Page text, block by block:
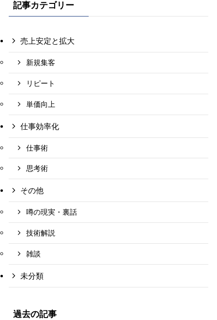
記事カテゴリー
売上安定と拡大
新規集客
リピート
単価向上
仕事効率化
仕事術
思考術
その他
噂の現実・裏話
技術解説
雑談
未分類
過去の記事